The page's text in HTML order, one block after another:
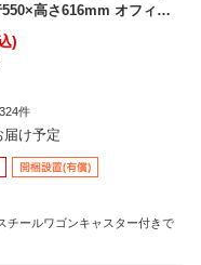
高さ616mm オフィス
)
324件
届け予定
チールワゴンキャスター付きで